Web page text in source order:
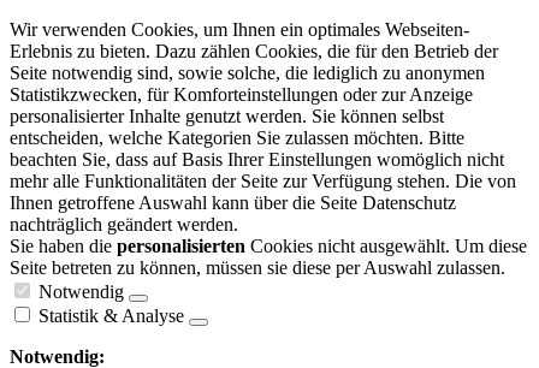
Wir verwenden Cookies, um Ihnen ein optimales Webseiten-
Erlebnis zu bieten. Dazu zählen Cookies, die für den Betrieb der
Seite notwendig sind, sowie solche, die lediglich zu anonymen
Statistikzwecken, für Komforteinstellungen oder zur Anzeige
personalisierter Inhalte genutzt werden. Sie können selbst
entscheiden, welche Kategorien Sie zulassen möchten. Bitte
beachten Sie, dass auf Basis Ihrer Einstellungen womöglich nicht
mehr alle Funktionalitäten der Seite zur Verfügung stehen. Die von
Ihnen getroffene Auswahl kann über die Seite Datenschutz
nachträglich geändert werden.
Sie haben die personalisierten Cookies nicht ausgewählt. Um diese
Seite betreten zu können, müssen sie diese per Auswahl zulassen.
Notwendig
Statistik & Analyse
Notwendig: